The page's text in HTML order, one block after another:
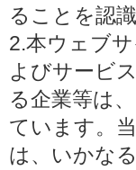
ることを認
2.本ウェブ
よびサービ
る企業等は
ています。
は、いかな